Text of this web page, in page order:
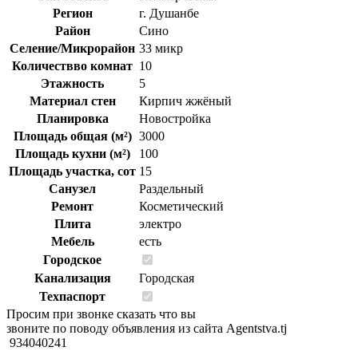
Регион
г. Душанбе
Район
Сино
Селение/Микрорайон 33 микр
Количествво комнат 10
Этажность
5
Материал стен
Кирпич жжёный
Планировка
Новостройка
Площадь общая (м²) 3000
Площадь кухни (м²)
100
Площадь участка, сот 15
Санузел
Раздельный
Ремонт
Косметический
Плита
электро
Мебель
есть
Городское
Канализация
Городская
Техпаспорт
Просим при звонке сказать что вы
звоните по поводу объявления из сайта Agentstva.tj
934040241